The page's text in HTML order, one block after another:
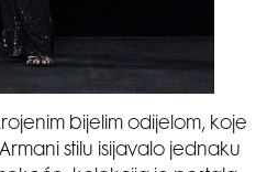
bijelim odijelom, koje
stilu isijavalo jednaku